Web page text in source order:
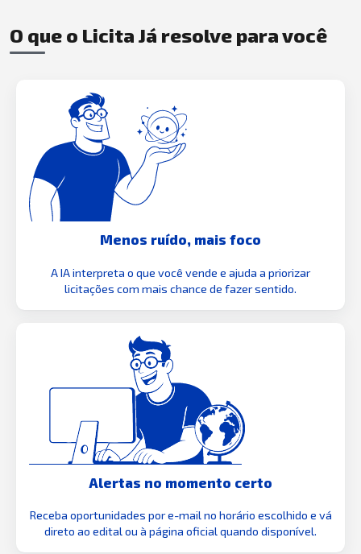
O que o Licita Já resolve para você
Menos ruído, mais foco
A IA interpreta o que você vende e ajuda a priorizar
licitações com mais chance de fazer sentido.
Alertas no momento certo
Receba oportunidades por e-mail no horário escolhido e vá
direto ao edital ou à página oficial quando disponível.